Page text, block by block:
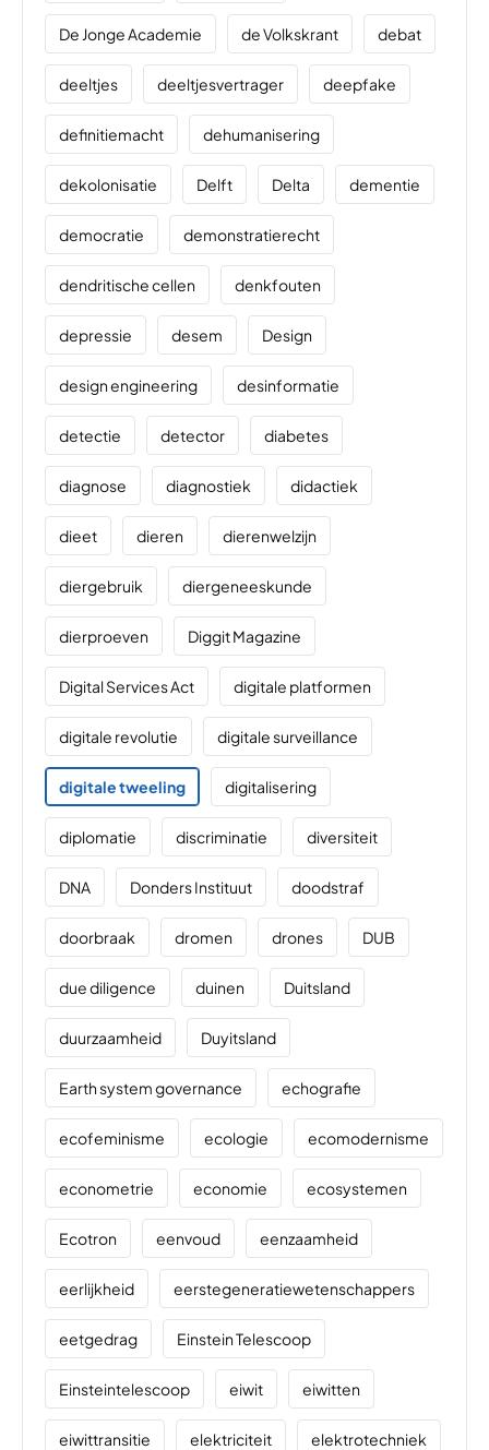
De Jonge Academie de Volkskrant debat
deeltjes deeltjesvertrager deepfake
definitiemacht dehumanisering
dekolonisatie Delft Delta dementie
democratie demonstratierecht
dendritische cellen denkfouten
depressie desem Design
design engineering desinformatie
detectie detector diabetes
diagnose diagnostiek didactiek
dieet dieren dierenwelzijn
diergebruik diergeneeskunde
dierproeven Diggit Magazine
Digital Services Act digitale platformen
digitale revolutie digitale surveillance
digitale tweeling digitalisering
diplomatie discriminatie diversiteit
DNA Donders Instituut doodstraf
doorbraak dromen drones DUB
due diligence duinen Duitsland
duurzaamheid Duyitsland
Earth system governance echografie
ecofeminisme ecologie ecomodernisme
econometrie economie ecosystemen
Ecotron eenvoud eenzaamheid
eerlijkheid eerstegeneratiewetenschappers
eetgedrag Einstein Telescoop
Einsteintelescoop eiwit eiwitten
eiwittransitie elektriciteit elektrotechniek